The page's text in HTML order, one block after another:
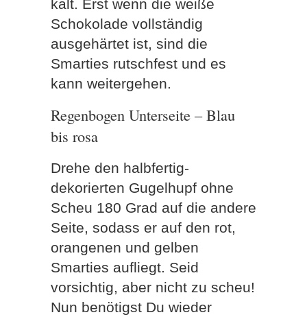
kalt. Erst wenn die weiße
Schokolade vollständig
ausgehärtet ist, sind die
Smarties rutschfest und es
kann weitergehen.
Regenbogen Unterseite – Blau
bis rosa
Drehe den halbfertig-
dekorierten Gugelhupf ohne
Scheu 180 Grad auf die andere
Seite, sodass er auf den rot,
orangenen und gelben
Smarties aufliegt. Seid
vorsichtig, aber nicht zu scheu!
Nun benötigst Du wieder